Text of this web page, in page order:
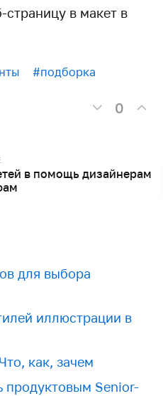
в макет в
#подборка
0
в помощь дизайнерам
для выбора
иллюстрации в
как, зачем
продуктовым Senior-